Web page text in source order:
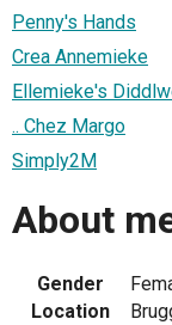
Penny's Hands
Crea Annemieke
Ellemieke's
.. Chez Margo
Simply2M
About
Gender
Location